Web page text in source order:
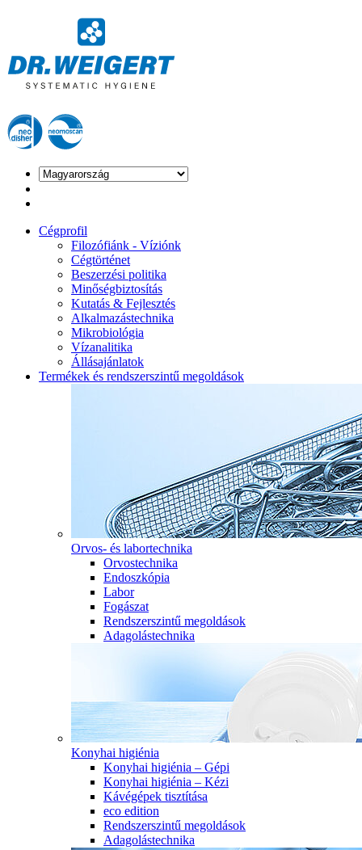
Cégprofil
Filozófiánk - Víziónk
Cégtörténet
Beszerzési politika
Minőségbiztosítás
Kutatás & Fejlesztés
Alkalmazástechnika
Mikrobiológia
Vízanalitika
Állásajánlatok
Termékek és rendszerszintű megoldások
Orvos- és labortechnika
Orvostechnika
Endoszkópia
Labor
Fogászat
Rendszerszintű megoldások
Adagolástechnika
Konyhai higiénia
Konyhai higiénia – Gépi
Konyhai higiénia – Kézi
Kávégépek tisztítása
eco edition
Rendszerszintű megoldások
Adagolástechnika